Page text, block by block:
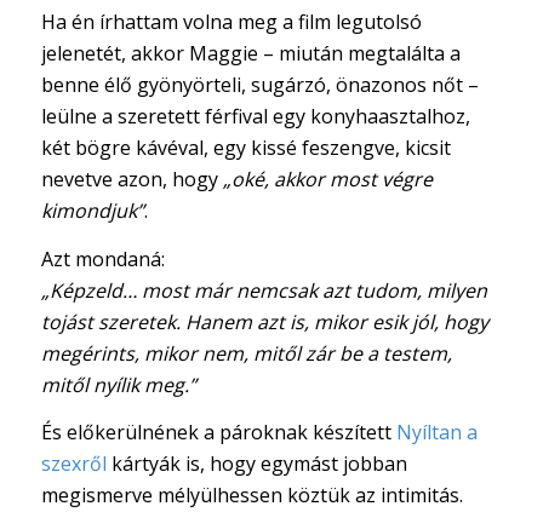
Ha én írhattam volna meg a film legutolsó
jelenetét, akkor Maggie – miután megtalálta a
benne élő gyönyörteli, sugárzó, önazonos nőt –
leülne a szeretett férfival egy konyhaasztalhoz,
két bögre kávéval, egy kissé feszengve, kicsit
nevetve azon, hogy „oké, akkor most végre
kimondjuk”.
Azt mondaná:
„Képzeld… most már nemcsak azt tudom, milyen
tojást szeretek. Hanem azt is, mikor esik jól, hogy
megérints, mikor nem, mitől zár be a testem,
mitől nyílik meg.”
És előkerülnének a pároknak készített Nyíltan a
szexről kártyák is, hogy egymást jobban
megismerve mélyülhessen köztük az intimitás.